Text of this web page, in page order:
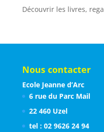
Découvrir les livres,
Nous contacter
Ecole Jeanne d’Arc
6 rue du Parc Mail
22 460 Uzel
tel : 02 9626 24 94